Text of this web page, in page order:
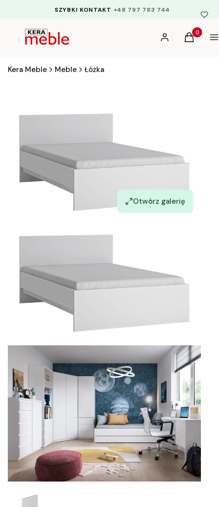
SZYBKI KONTAKT +48 797 783 744
Zaloguj sięProdukty
Koszyk
Kera Meble Meble Łóżka
Otwórz galerię